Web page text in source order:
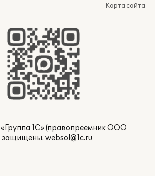
Карта сайта
1С» (правопреемник ООО
защищены. websol@1c.ru